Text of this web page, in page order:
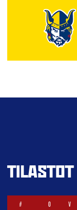
TILASTOT
# O V